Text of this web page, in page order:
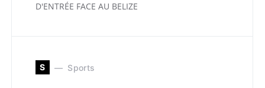
D'ENTRÉE FACE AU BELIZE
S Sports